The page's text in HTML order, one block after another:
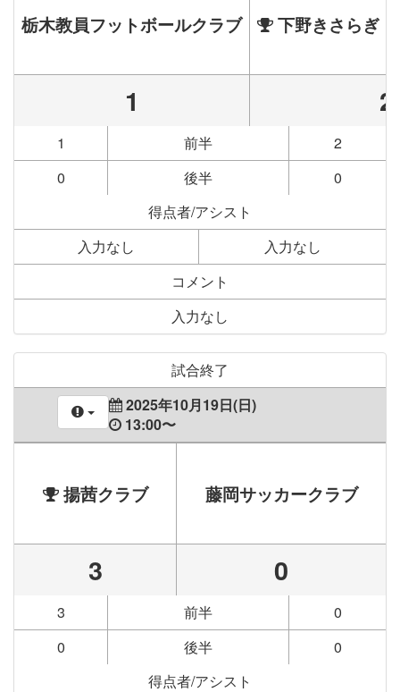
栃木教員フットボールクラブ 下野きさらぎ
1 2
1 前半
2
0
後半
0
得点者/アシスト
入力なし
入力なし
コメント
入力なし
試合終了
2025年10月19日(日)
13:00〜
揚茜クラブ 藤岡サッカークラブ
3 0
3 前半
0
0
後半
0
得点者/アシスト